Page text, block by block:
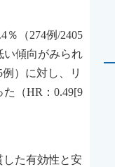
（274例/2405
い傾向がみられ
）に対し、リ
（HR：0.49[9
した有効性と安